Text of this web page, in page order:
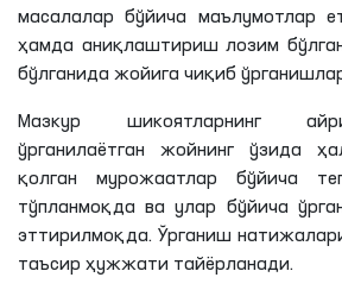
масалалар бўйича маълумотлар
ҳамда аниқлаштириш лозим
бўлганида жойига чиқиб
Мазкур шикоятларнинг
ўрганилаётган жойнинг ўзида
қолган мурожаатлар бўйича
тўпланмоқда ва улар бўйича
эттирилмоқда. Ўрганиш
таъсир ҳужжати тайёрланади.